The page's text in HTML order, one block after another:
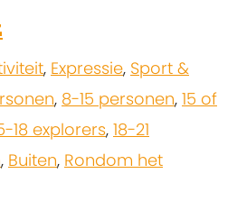
, Expressie, Sport &
, 8-15 personen, 15 of
18 explorers, 18-21
, Buiten, Rondom het